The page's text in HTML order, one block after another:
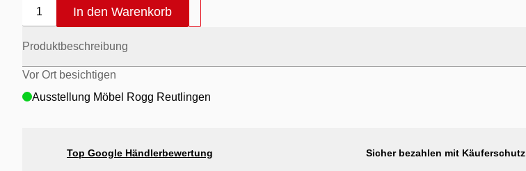
1 In den Warenkorb
Produktbeschreibung
Vor Ort besichtigen
Ausstellung Möbel Rogg Reutlingen
Top Google Händlerbewertung Sicher bezahlen mit Käuferschutz